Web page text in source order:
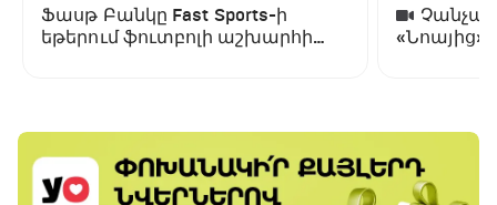
Ֆասթ Բանկը Fast Sports-ի
եթերում ֆուտբոլի աշխարհի
«Նոայից»